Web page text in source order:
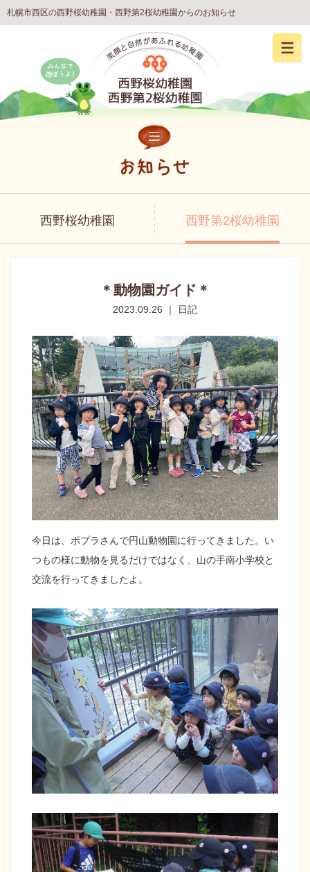
札幌市西区の西野桜幼稚園・西野第2桜幼稚園からのお知らせ
西野桜幼稚園 西野第2桜幼稚園
＊動物園ガイド＊
2023.09.26 ｜ 日記
今日は、ポプラさんで円山動物園に行ってきました。い
つもの様に動物を見るだけではなく、山の手南小学校と
交流を行ってきましたよ。